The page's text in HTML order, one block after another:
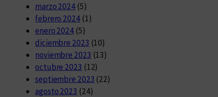
marzo 2024 (5)
febrero 2024(1)
enero 2024 (5)
diciembre 2023 (10)
noviembre 2023 (13)
octubre 2023 (12)
septiembre 2023 (22)
agosto 2023 (24)